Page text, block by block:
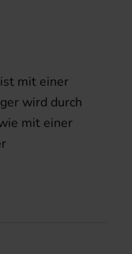
mit einer
wird durch
mit einer